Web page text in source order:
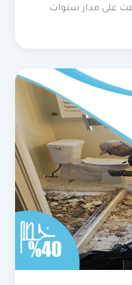
على مدار سنوات